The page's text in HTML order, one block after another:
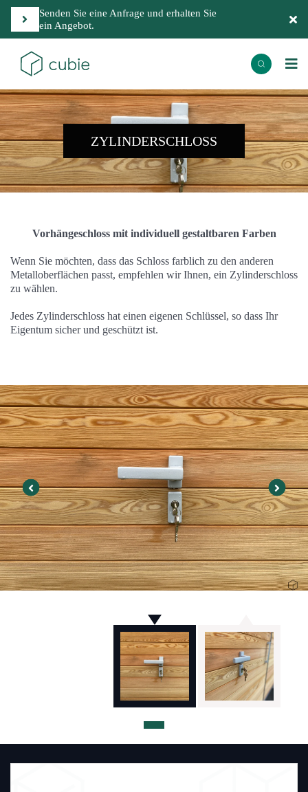
Senden Sie eine Anfrage und erhalten Sie
ein Angebot.
ZYLINDERSCHLOSS
Vorhängeschloss mit individuell gestaltbaren Farben
Wenn Sie möchten, dass das Schloss farblich zu den anderen
Metalloberflächen passt, empfehlen wir Ihnen, ein Zylinderschloss
zu wählen.
Jedes Zylinderschloss hat einen eigenen Schlüssel, so dass Ihr
Eigentum sicher und geschützt ist.